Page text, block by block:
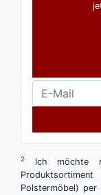
2
Ich möchte
Polstermöbel)